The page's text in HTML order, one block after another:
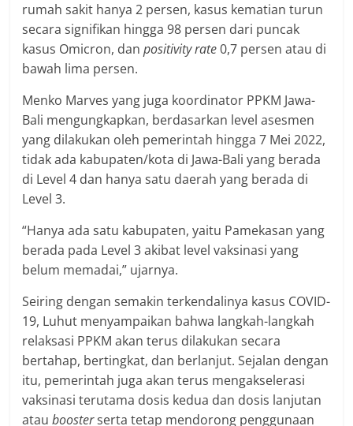
rumah sakit hanya 2 persen, kasus kematian turun
secara signifikan hingga 98 persen dari puncak
kasus Omicron, danpositivity rate0,7 persen atau di
bawah lima persen.
Menko Marves yang juga koordinator PPKM Jawa-
Bali mengungkapkan, berdasarkan level asesmen
yang dilakukan oleh pemerintah hingga 7 Mei 2022,
tidak ada kabupaten/kota di Jawa-Bali yang berada
di Level 4 dan hanya satu daerah yang berada di
Level 3.
“Hanya ada satu kabupaten, yaitu Pamekasan yang
berada pada Level 3 akibat level vaksinasi yang
belum memadai,” ujarnya.
Seiring dengan semakin terkendalinya kasus COVID-
19, Luhut menyampaikan bahwa langkah-langkah
relaksasi PPKM akan terus dilakukan secara
bertahap, bertingkat, dan berlanjut. Sejalan dengan
itu, pemerintah juga akan terus mengakselerasi
vaksinasi terutama dosis kedua dan dosis lanjutan
atauboosterserta tetap mendorong penggunaan